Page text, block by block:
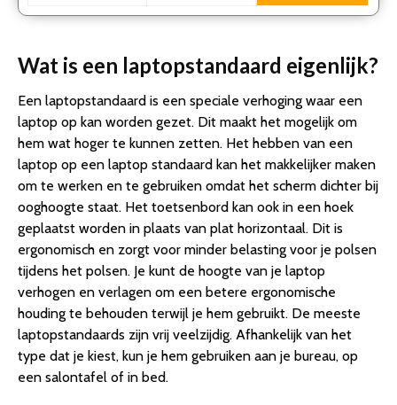
Wat is een laptopstandaard eigenlijk?
Een laptopstandaard is een speciale verhoging waar een
laptop op kan worden gezet. Dit maakt het mogelijk om
hem wat hoger te kunnen zetten. Het hebben van een
laptop op een laptop standaard kan het makkelijker maken
om te werken en te gebruiken omdat het scherm dichter bij
ooghoogte staat. Het toetsenbord kan ook in een hoek
geplaatst worden in plaats van plat horizontaal. Dit is
ergonomisch en zorgt voor minder belasting voor je polsen
tijdens het polsen. Je kunt de hoogte van je laptop
verhogen en verlagen om een betere ergonomische
houding te behouden terwijl je hem gebruikt. De meeste
laptopstandaards zijn vrij veelzijdig. Afhankelijk van het
type dat je kiest, kun je hem gebruiken aan je bureau, op
een salontafel of in bed.